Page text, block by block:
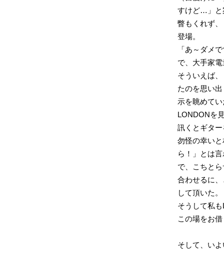
すけど…」と
瞥もくれず
登場。
「あ～ダメ
で、大手家
そういえば
たのを思い
示を眺めて
LONDONを
訊くとギタ
勿怪の幸い
ら！」とは
で、こちと
合わせるに
して頂いた。
そうして私
この場をお
そして、い